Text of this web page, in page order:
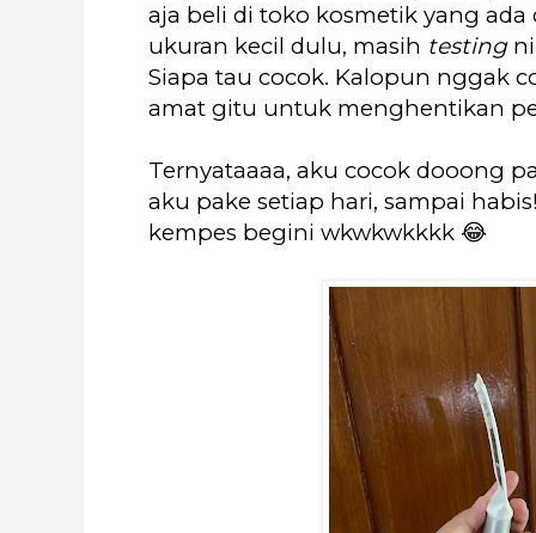
aja beli di toko kosmetik yang
ukuran kecil dulu, masih testing
Siapa tau cocok. Kalopun nggak
amat gitu untuk menghentikan
Ternyataaaa, aku cocok dooong
aku pake setiap hari, sampai
kempes begini wkwkwkkkk 😂